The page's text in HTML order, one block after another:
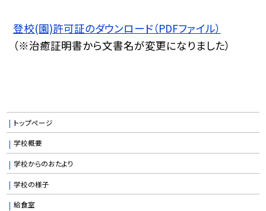
登校(園)許可証のダウンロード（PDFファイル）
（※治癒証明書から文書名が変更になりました）
トップページ
学校概要
学校からのおたより
学校の様子
給食室